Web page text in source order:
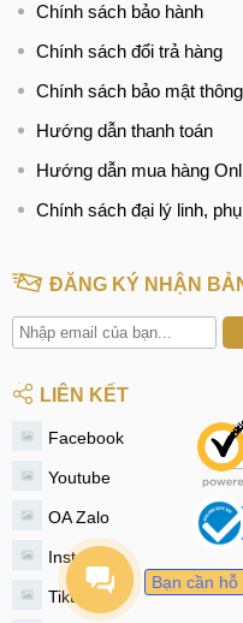
Chính sách bảo hành
Chính sách đổi trả hàng
Chính sách bảo mật
Hướng dẫn thanh toán
Hướng dẫn mua hàng
Chính sách đại lý linh,
ĐĂNG KÝ NHẬN
LIÊN KẾT
Facebook
Youtube
OA Zalo
Instagram
Tiktok
Bạn cần